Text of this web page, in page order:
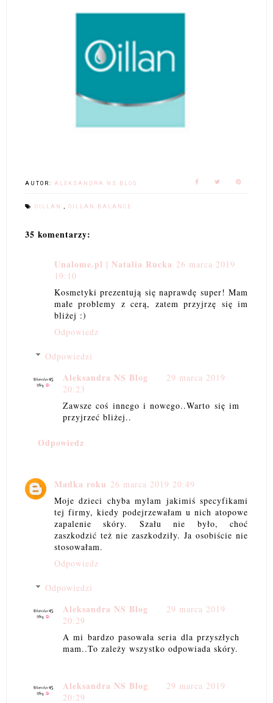
AUTOR: ALEKSANDRA NS BLOG
OILLAN OILLAN BALANCE
35 komentarzy:
Unalome.pl | Natalia Rucka 26 marca 2019
19:10
Kosmetyki prezentują się naprawdę super! Mam
małe problemy z cerą, zatem przyjrzę się im
bliżej :)
Odpowiedz
Odpowiedzi
Aleksandra NS Blog
29 marca 2019
20:23
Zawsze coś innego i nowego..Warto się im
przyjrzeć bliżej..
Odpowiedz
Madka roku 26 marca 2019 20:49
Moje dzieci chyba mylam jakimiś specyfikami
tej firmy, kiedy podejrzewałam u nich atopowe
zapalenie skóry. Szału nie było, choć
zaszkodzić też nie zaszkodziły. Ja osobiście nie
stosowałam.
Odpowiedz
Odpowiedzi
Aleksandra NS Blog
29 marca 2019
20:29
A mi bardzo pasowała seria dla przyszłych
mam..To zależy wszystko odpowiada skóry.
Aleksandra NS Blog
29 marca 2019
20:29